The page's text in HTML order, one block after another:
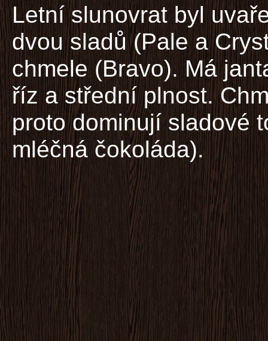
Letní slunovrat byl
dvou sladů (Pale a
chmele (Bravo). Má
říz a střední plnost.
proto dominují sladové
mléčná čokoláda).